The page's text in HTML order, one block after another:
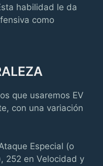
habilidad le da
como
que usaremos EV
con una variación
Especial (o
252 en Velocidad y